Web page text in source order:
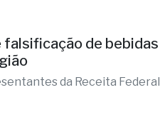
de bebidas
da Receita Federal